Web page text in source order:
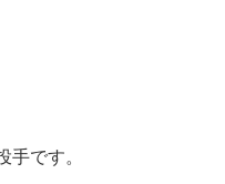
手です。